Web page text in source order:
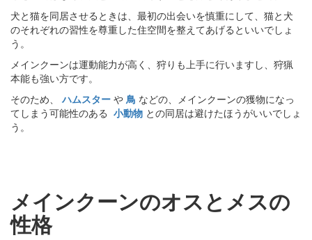
犬と猫を同居させるときは、最初の出会いを慎重にして、猫と犬
のそれぞれの習性を尊重した住空間を整えてあげるといいでしょ
う。
メインクーンは運動能力が高く、狩りも上手に行いますし、狩猟
本能も強い方です。
そのため、ハムスター や 鳥 などの、メインクーンの獲物になっ
てしまう可能性のある 小動物 との同居は避けたほうがいいでしょ
う。
メインクーンのオスとメスの
性格